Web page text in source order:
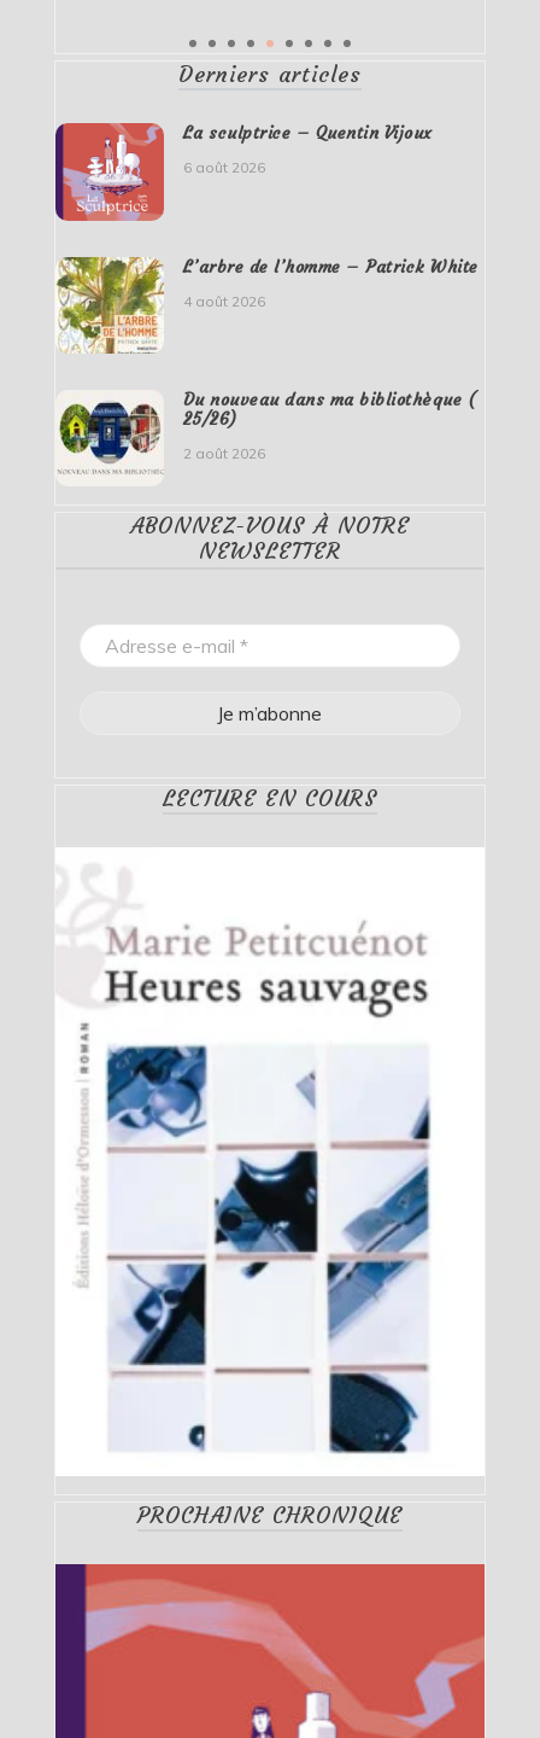
Derniers articles
La sculptrice – Quentin Vijoux
6 août 2026
L’arbre de l’homme – Patrick White
4 août 2026
Du nouveau dans ma bibliothèque (
25/26)
2 août 2026
ABONNEZ-VOUS À NOTRE
NEWSLETTER
LECTURE EN COURS
PROCHAINE CHRONIQUE